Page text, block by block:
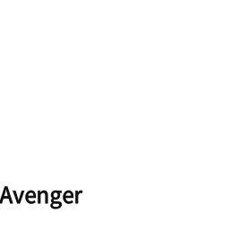
내겠습니다. 새롭게 하나 만들어 보
은 부분의 PDF 에있을 것 같습니다.